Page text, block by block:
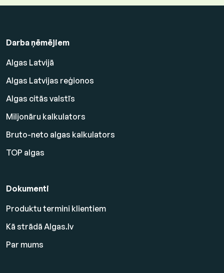
Darba ņēmējiem
Algas Latvijā
Algas Latvijas reģionos
Algas citās valstīs
Miljonāru kalkulators
Bruto-neto algas kalkulators
TOP algas
Dokumenti
Produktu termini klientiem
Kā strādā Algas.lv
Par mums